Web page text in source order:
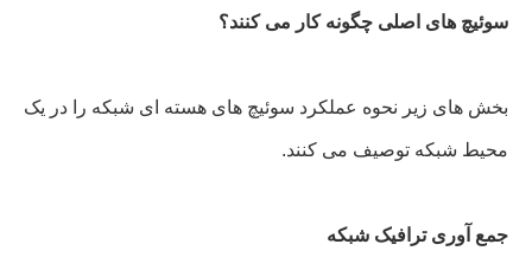
سوئیچ های اصلی چگونه کار می کنند؟
بخش های زیر نحوه عملکرد سوئیچ های هسته ای شبکه را در یک
محیط شبکه توصیف می کنند.
جمع آوری ترافیک شبکه